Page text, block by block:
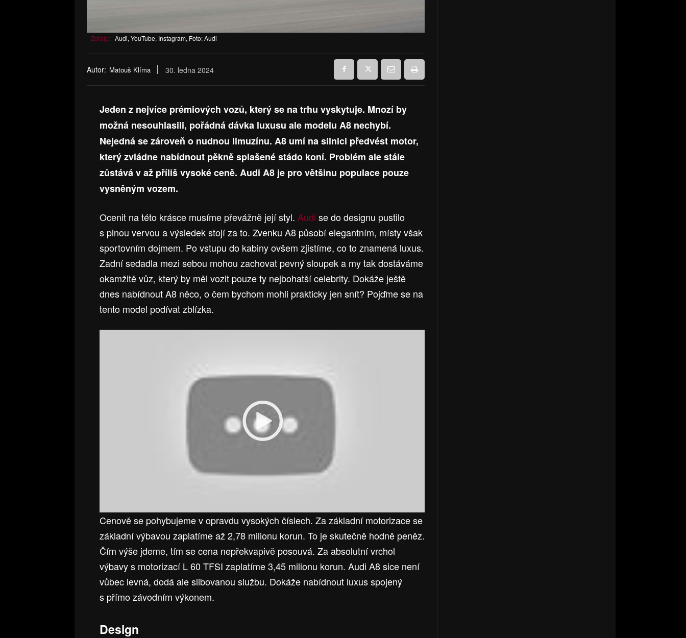
Zdroje: Audi, YouTube, Instagram, Foto: Audi
Autor: Matouš Klíma 30. ledna 2024
Jeden z nejvíce prémiových vozů, který se na trhu vyskytuje. Mnozí by
možná nesouhlasili, pořádná dávka luxusu ale modelu A8 nechybí.
Nejedná se zároveň o nudnou limuzínu. A8 umí na silnici předvést motor,
který zvládne nabídnout pěkně splašené stádo koní. Problém ale stále
zůstává v až příliš vysoké ceně. Audi A8 je pro většinu populace pouze
vysněným vozem.
Ocenit na této krásce musíme převážně její styl. Audi se do designu pustilo
s plnou vervou a výsledek stojí za to. Zvenku A8 působí elegantním, místy však
sportovním dojmem. Po vstupu do kabiny ovšem zjistíme, co to znamená luxus.
Zadní sedadla mezi sebou mohou zachovat pevný sloupek a my tak dostáváme
okamžitě vůz, který by měl vozit pouze ty nejbohatší celebrity. Dokáže ještě
dnes nabídnout A8 něco, o čem bychom mohli prakticky jen snít? Pojďme se na
tento model podívat zblízka.
Cenově se pohybujeme v opravdu vysokých číslech. Za základní motorizace se
základní výbavou zaplatíme až 2,78 milionu korun. To je skutečně hodně peněz.
Čím výše jdeme, tím se cena nepřekvapivě posouvá. Za absolutní vrchol
výbavy s motorizací L 60 TFSI zaplatíme 3,45 milionu korun. Audi A8 sice není
vůbec levná, dodá ale slibovanou službu. Dokáže nabídnout luxus spojený
s přímo závodním výkonem.
Design